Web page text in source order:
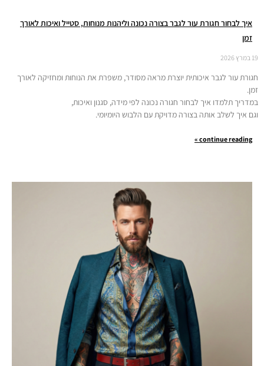
איך לבחור חגורת עור לגבר בצורה נכונה וליהנות מנוחות, סטייל ואיכות לאורך
זמן
19 במרץ 2026
חגורת עור לגבר איכותית יוצרת מראה מסודר, משפרת את הנוחות ומחזיקה לאורך
זמן.
במדריך תלמדו איך לבחור חגורה נכונה לפי מידה, סגנון ואיכות,
וגם איך לשלב אותה בצורה מדויקת עם הלבוש היומיומי.
continue reading »